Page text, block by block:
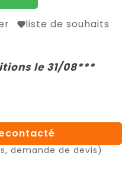
liste de souhaits
le 31/08***
demande de devis)